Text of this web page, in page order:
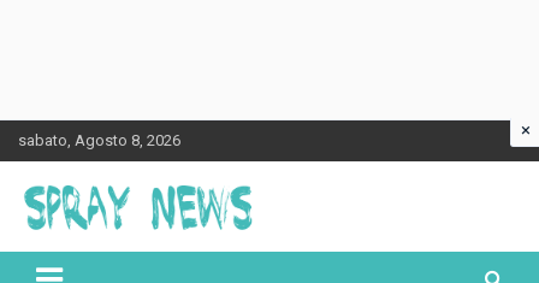
to
content
sabato, Agosto 8, 2026
Spraynews.it
×